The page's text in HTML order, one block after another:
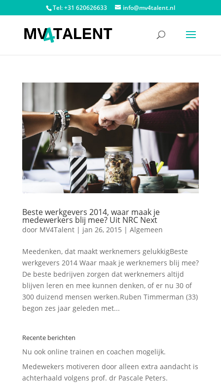
Tel: +31 620626633 info@mv4talent.nl
Beste werkgevers 2014, waar maak je
medewerkers blij mee? Uit NRC Next
door MV4Talent| jan 26, 2015 | Algemeen
Meedenken, dat maakt werknemers gelukkigBeste
werkgevers 2014 Waar maak je werknemers blij mee?
De beste bedrijven zorgen dat werknemers altijd
blijven leren en mee kunnen denken, of er nu 30 of
300 duizend mensen werken.Ruben Timmerman (33)
begon zes jaar geleden met...
Recente berichten
Nu ook online trainen en coachen mogelijk.
Medewekers motiveren door alleen extra aandacht is
achterhaald volgens prof. dr Pascale Peters.